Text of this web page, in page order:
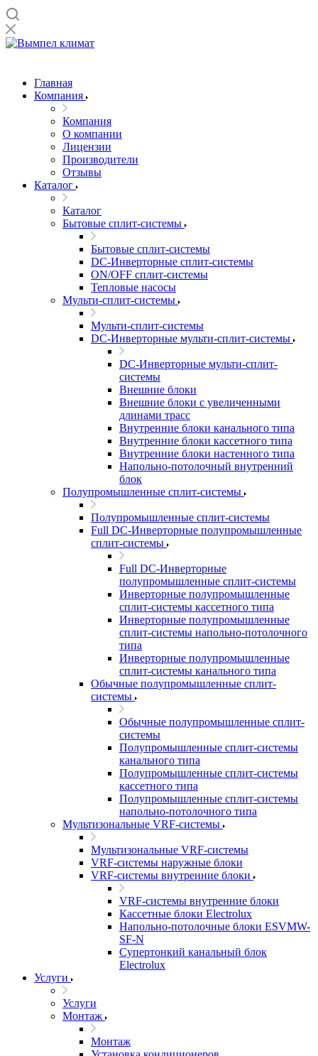
Главная
Компания
Компания
О компании
Лицензии
Производители
Отзывы
Каталог
Каталог
Бытовые сплит-системы
Бытовые сплит-системы
DC-Инверторные сплит-системы
ON/OFF сплит-системы
Тепловые насосы
Мульти-сплит-системы
Мульти-сплит-системы
DC-Инверторные мульти-сплит-системы
DC-Инверторные мульти-сплит-
системы
Внешние блоки
Внешние блоки с увеличенными
длинами трасс
Внутренние блоки канального типа
Внутренние блоки кассетного типа
Внутренние блоки настенного типа
Напольно-потолочный внутренний
блок
Полупромышленные сплит-системы
Полупромышленные сплит-системы
Full DC-Инверторные полупромышленные
сплит-системы
Full DC-Инверторные
полупромышленные сплит-системы
Инверторные полупромышленные
сплит-системы кассетного типа
Инверторные полупромышленные
сплит-системы напольно-потолочного
типа
Инверторные полупромышленные
сплит-системы канального типа
Обычные полупромышленные сплит-
системы
Обычные полупромышленные сплит-
системы
Полупромышленные сплит-системы
канального типа
Полупромышленные сплит-системы
кассетного типа
Полупромышленные сплит-системы
напольно-потолочного типа
Мультизональные VRF-системы
Мультизональные VRF-системы
VRF-системы наружные блоки
VRF-системы внутренние блоки
VRF-системы внутренние блоки
Кассетные блоки Electrolux
Напольно-потолочные блоки ESVMW-
SF-N
Супертонкий канальный блок
Electrolux
Услуги
Услуги
Монтаж
Монтаж